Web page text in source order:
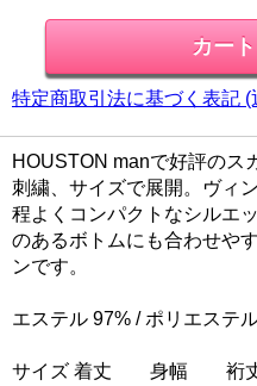
特定商取引法に基づく表記 (
HOUSTON manで好評のス
刺繍、サイズで展開。ヴィ
程よくコンパクトなシルエ
のあるボトムにも合わせや
ンです。
エステル 97% / ポリエステ
サイズ 着丈 身幅 裄